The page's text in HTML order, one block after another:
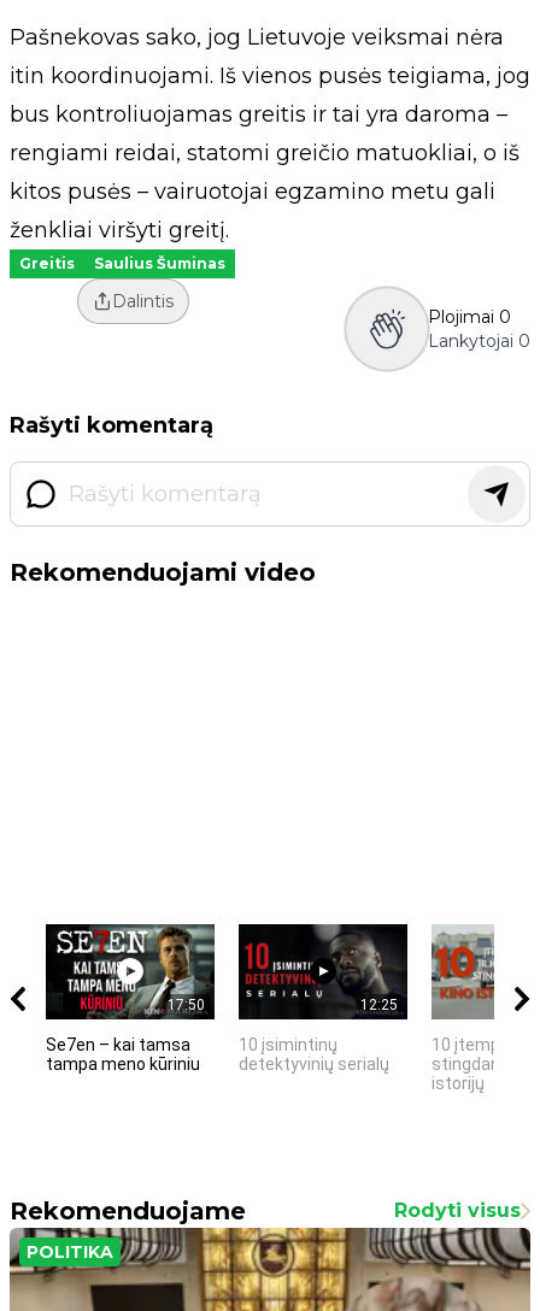
Pašnekovas sako, jog Lietuvoje veiksmai nėra
itin koordinuojami. Iš vienos pusės teigiama, jog
bus kontroliuojamas greitis ir tai yra daroma –
rengiami reidai, statomi greičio matuokliai, o iš
kitos pusės – vairuotojai egzamino metu gali
ženkliai viršyti greitį.
Greitis Saulius Šuminas
Dalintis
Plojimai 0
Lankytojai 0
Rašyti komentarą
Rekomenduojami video
17:50
Se7en – kai tamsa
tampa meno kūriniu
12:25
10 įsimintinų
detektyvinių serialų
10 įtemptų,
stingdančių
istorijų
Rekomenduojame Rodyti visus
POLITIKA